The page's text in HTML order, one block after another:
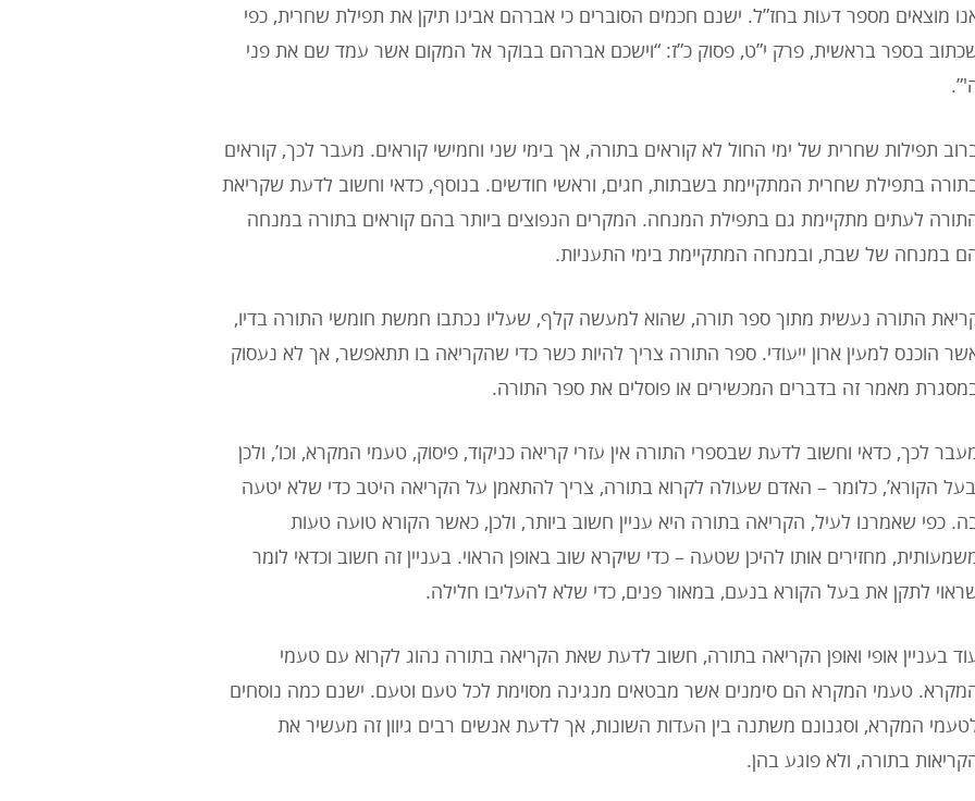
מוצאים מספר דעות בחז”ל. ישנם חכמים הסוברים כי אברהם אבינו תיקן את תפילת שחרית, כפי
בספר בראשית, פרק י”ט, פסוק כ”ז: “וישכם אברהם בבוקר אל המקום אשר עמד שם את פני
תפילות שחרית של ימי החול לא קוראים בתורה, אך בימי שני וחמישי קוראים. מעבר לכך, קוראים
בתפילת שחרית המתקיימת בשבתות, חגים, וראשי חודשים. בנוסף, כדאי וחשוב לדעת שקריאת
לעתים מתקיימת גם בתפילת המנחה. המקרים הנפוצים ביותר בהם קוראים בתורה במנחה
במנחה של שבת, ובמנחה המתקיימת בימי התעניות.
התורה נעשית מתוך ספר תורה, שהוא למעשה קלף, שעליו נכתבו חמשת חומשי התורה בדיו,
הוכנס למעין ארון ייעודי. ספר התורה צריך להיות כשר כדי שהקריאה בו תתאפשר, אך לא נעסוק
מאמר זה בדברים המכשירים או פוסלים את ספר התורה.
לכך, כדאי וחשוב לדעת שבספרי התורה אין עזרי קריאה כניקוד, פיסוק, טעמי המקרא, וכו’, ולכן
הקורא’, כלומר – האדם שעולה לקרוא בתורה, צריך להתאמן על הקריאה היטב כדי שלא יטעה
כפי שאמרנו לעיל, הקריאה בתורה היא עניין חשוב ביותר, ולכן, כאשר הקורא טועה טעות
מחזירים אותו להיכן שטעה – כדי שיקרא שוב באופן הראוי. בעניין זה חשוב וכדאי לומר
לתקן את בעל הקורא בנעם, במאור פנים, כדי שלא להעליבו חלילה.
בעניין אופי ואופן הקריאה בתורה, חשוב לדעת שאת הקריאה בתורה נהוג לקרוא עם טעמי
טעמי המקרא הם סימנים אשר מבטאים מנגינה מסוימת לכל טעם וטעם. ישנם כמה נוסחים
המקרא, וסגנונם משתנה בין העדות השונות, אך לדעת אנשים רבים גיוון זה מעשיר את
בתורה, ולא פוגע בהן.